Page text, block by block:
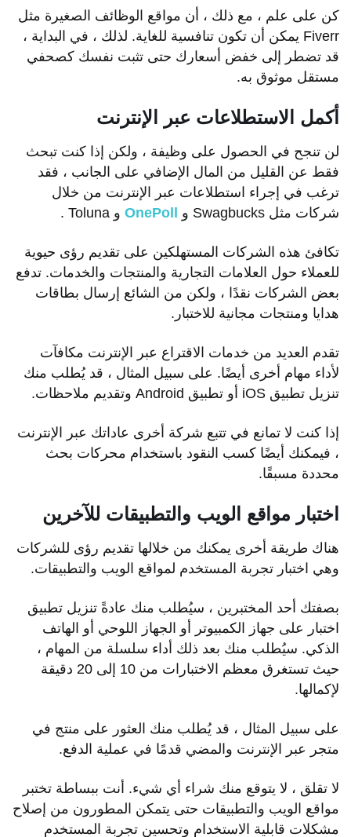
كن على علم ، مع ذلك ، أن مواقع الوظائف الصغيرة مثل
Fiverr يمكن أن تكون تنافسية للغاية. لذلك ، في البداية ،
قد تضطر إلى خفض أسعارك حتى تثبت نفسك كصحفي
مستقل موثوق به.
أكمل الاستطلاعات عبر الإنترنت
لن تنجح في الحصول على وظيفة ، ولكن إذا كنت تبحث
فقط عن القليل من المال الإضافي على الجانب ، فقد
ترغب في إجراء استطلاعات عبر الإنترنت من خلال
شركات مثل Swagbucks و
OnePoll و Toluna .
تكافئ هذه الشركات المستهلكين على تقديم رؤى حيوية
للعملاء حول العلامات التجارية والمنتجات والخدمات. تدفع
بعض الشركات نقدًا ، ولكن من الشائع إرسال بطاقات
هدايا ومنتجات مجانية للاختبار.
تقدم العديد من خدمات الاقتراع عبر الإنترنت مكافآت
لأداء مهام أخرى أيضًا. على سبيل المثال ، قد يُطلب منك
تنزيل تطبيق iOS أو تطبيق Android وتقديم ملاحظات.
إذا كنت لا تمانع في تتبع شركة أخرى عاداتك عبر الإنترنت
، فيمكنك أيضًا كسب النقود باستخدام محركات بحث
محددة مسبقًا.
اختبار مواقع الويب والتطبيقات للآخرين
هناك طريقة أخرى يمكنك من خلالها تقديم رؤى للشركات
وهي اختبار تجربة المستخدم لمواقع الويب والتطبيقات.
بصفتك أحد المختبرين ، سيُطلب منك عادةً تنزيل تطبيق
اختبار على جهاز الكمبيوتر أو الجهاز اللوحي أو الهاتف
الذكي. سيُطلب منك بعد ذلك أداء سلسلة من المهام ،
حيث تستغرق معظم الاختبارات من 10 إلى 20 دقيقة
لإكمالها.
على سبيل المثال ، قد يُطلب منك العثور على منتج في
متجر عبر الإنترنت والمضي قدمًا في عملية الدفع.
لا تقلق ، لا يتوقع منك شراء أي شيء. أنت ببساطة تختبر
مواقع الويب والتطبيقات حتى يتمكن المطورون من إصلاح
مشكلات قابلية الاستخدام وتحسين تجربة المستخدم